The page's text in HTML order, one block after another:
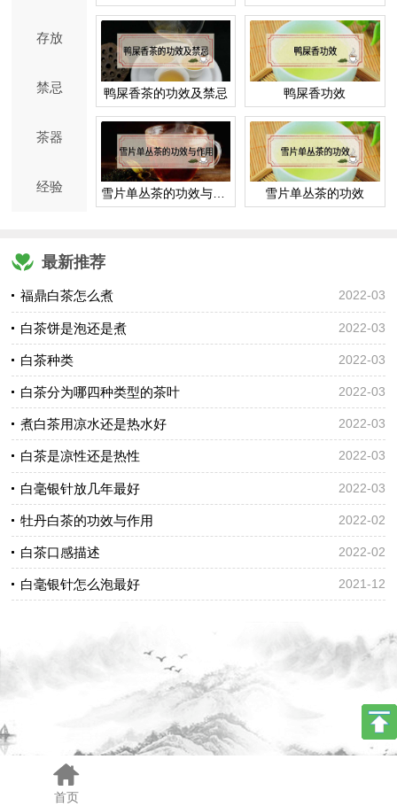
存放
禁忌
茶器
经验
鸭屎香茶的功效及禁忌 鸭屎香功效
雪片单丛茶的功效与作用 雪片单丛茶的功效
最新推荐
福鼎白茶怎么煮 2022-03
白茶饼是泡还是煮 2022-03
白茶种类 2022-03
白茶分为哪四种类型的茶叶 2022-03
煮白茶用凉水还是热水好 2022-03
白茶是凉性还是热性 2022-03
白毫银针放几年最好 2022-03
牡丹白茶的功效与作用 2022-02
白茶口感描述 2022-02
白毫银针怎么泡最好 2021-12
首页